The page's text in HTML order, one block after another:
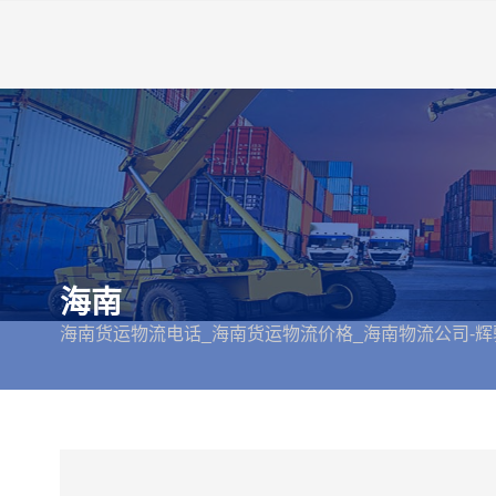
海南
海南货运物流电话_海南货运物流价格_海南物流公司-